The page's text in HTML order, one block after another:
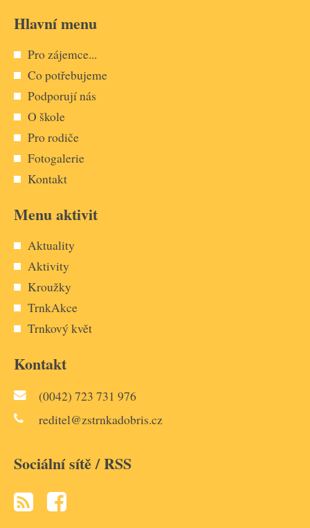
Hlavní menu
Pro zájemce...
Co potřebujeme
Podporují nás
O škole
Pro rodiče
Fotogalerie
Kontakt
Menu aktivit
Aktuality
Aktivity
Kroužky
TrnkAkce
Trnkový květ
Kontakt
(0042) 723 731 976
reditel@zstrnkadobris.cz
Sociální sítě / RSS